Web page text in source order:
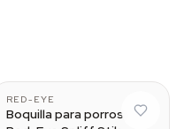
RED-EYE
Boquilla para porros